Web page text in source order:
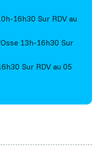
16h30 Sur RDV au
13h-16h30 Sur
Sur RDV au 05